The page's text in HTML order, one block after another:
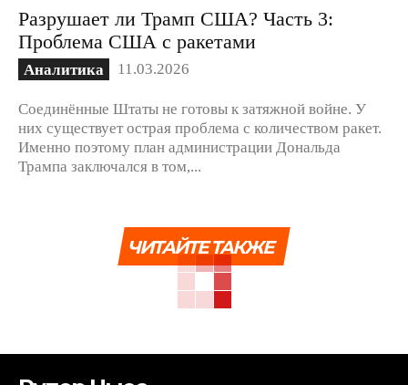
Разрушает ли Трамп США? Часть 3:
Проблема США с ракетами
Аналитика 11.03.2026
Соединённые Штаты не готовы к затяжной войне. У
них существует острая проблема с количеством ракет.
Именно поэтому план администрации Дональда
Трампа заключался в том,...
ЧИТАЙТЕ ТАКЖЕ